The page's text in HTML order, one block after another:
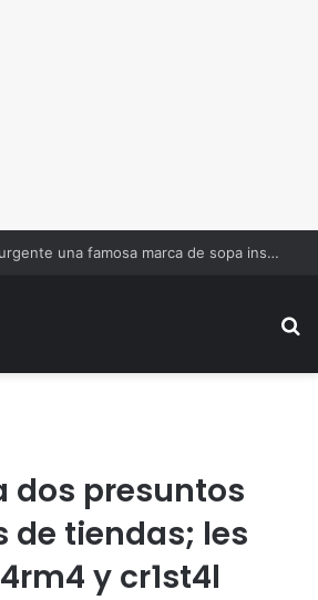
Retiran de forma urgente una famosa marca de sopa instantánea; podría causar reacciones mortales
dos presuntos
de tiendas; les
y cr1st4l